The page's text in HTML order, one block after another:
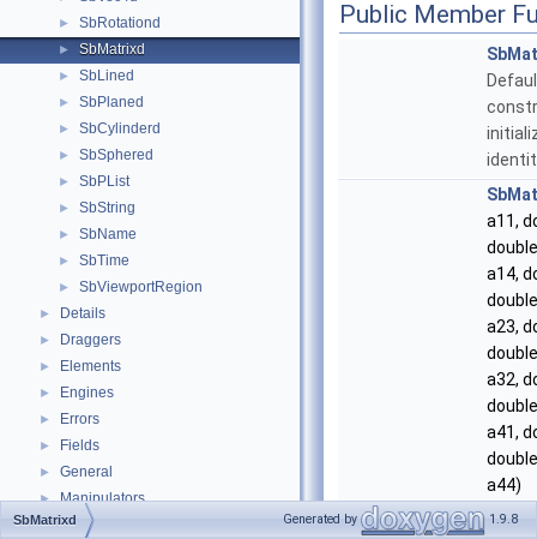
► SbRotationd
► SbMatrixd
► SbLined
► SbPlaned
► SbCylinderd
► SbSphered
► SbPList
► SbString
► SbName
► SbTime
► SbViewportRegion
► Details
► Draggers
► Elements
► Engines
► Errors
► Fields
► General
► Manipulators
► Nodekits
Public Member
a11,
a14,
a23,
a32,
a41,
a44)
SbMatrixd Generated by 1.9.8